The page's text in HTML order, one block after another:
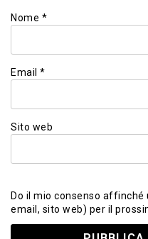
Nome *
Email *
Sito web
Do il mio consenso affinché
email, sito web) per il